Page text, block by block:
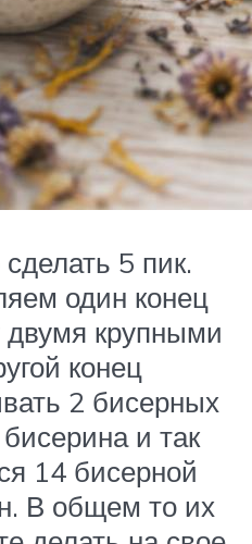
5 пик.
один конец
крупными
конец
2 бисерных
и так
14 бисерной
В общем то их